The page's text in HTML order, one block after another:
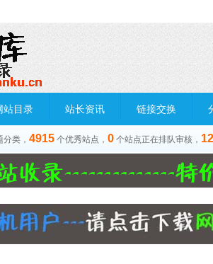
站目录 站长资讯 链接交换
类， 4915 个优秀站点， 0 个站点正在排队审核，